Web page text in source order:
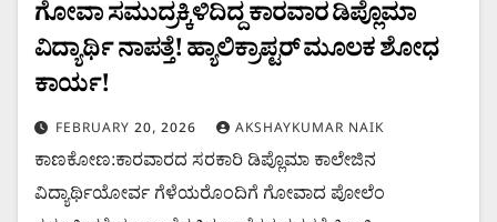
ಗೋವಾ ಸಮುದ್ರಕ್ಕಿಳಿದಿದ್ದ ಕಾರವಾರ ಡಿಪ್ಲೊಮಾ
ವಿದ್ಯಾರ್ಥಿ ನಾಪತ್ತೆ! ಹ್ಯಾಲಿಕ್ರಾಪ್ಟರ್ ಮೂಲಕ ಶೋಧ
ಕಾರ್ಯ!
FEBRUARY 20, 2026 AKSHAYKUMAR NAIK
ಕಾಣಕೋಣ:ಕಾರವಾರದ ಸರಕಾರಿ ಡಿಪ್ಲೊಮಾ ಕಾಲೇಜಿನ
ವಿದ್ಯಾರ್ಥಿಯೋರ್ವ ಗೆಳೆಯರೊಂದಿಗೆ ಗೋವಾದ ಪೋಲೆಂ